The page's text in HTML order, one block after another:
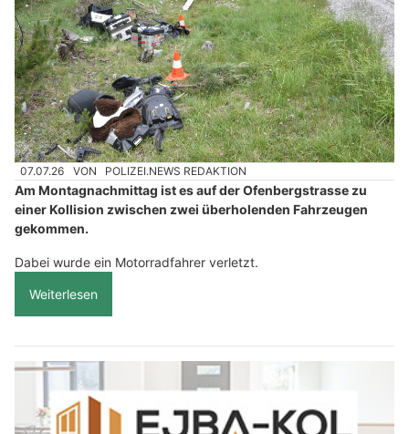
07.07.26 VON POLIZEI.NEWS REDAKTION
Am Montagnachmittag ist es auf der Ofenbergstrasse zu
einer Kollision zwischen zwei überholenden Fahrzeugen
gekommen.
Dabei wurde ein Motorradfahrer verletzt.
Weiterlesen